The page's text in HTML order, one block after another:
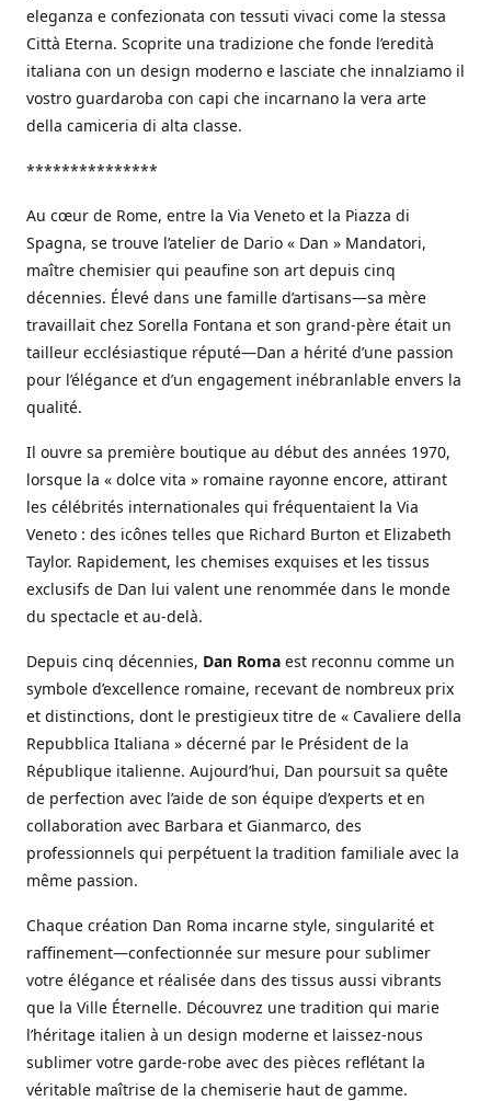
eleganza e confezionata con tessuti vivaci come la stessa
Città Eterna. Scoprite una tradizione che fonde l’eredità
italiana con un design moderno e lasciate che innalziamo il
vostro guardaroba con capi che incarnano la vera arte
della camiceria di alta classe.
***************
Au cœur de Rome, entre la Via Veneto et la Piazza di
Spagna, se trouve l’atelier de Dario « Dan » Mandatori,
maître chemisier qui peaufine son art depuis cinq
décennies. Élevé dans une famille d’artisans—sa mère
travaillait chez Sorella Fontana et son grand-père était un
tailleur ecclésiastique réputé—Dan a hérité d’une passion
pour l’élégance et d’un engagement inébranlable envers la
qualité.
Il ouvre sa première boutique au début des années 1970,
lorsque la « dolce vita » romaine rayonne encore, attirant
les célébrités internationales qui fréquentaient la Via
Veneto : des icônes telles que Richard Burton et Elizabeth
Taylor. Rapidement, les chemises exquises et les tissus
exclusifs de Dan lui valent une renommée dans le monde
du spectacle et au-delà.
Depuis cinq décennies, Dan Roma est reconnu comme un
symbole d’excellence romaine, recevant de nombreux prix
et distinctions, dont le prestigieux titre de « Cavaliere della
Repubblica Italiana » décerné par le Président de la
République italienne. Aujourd’hui, Dan poursuit sa quête
de perfection avec l’aide de son équipe d’experts et en
collaboration avec Barbara et Gianmarco, des
professionnels qui perpétuent la tradition familiale avec la
même passion.
Chaque création Dan Roma incarne style, singularité et
raffinement—confectionnée sur mesure pour sublimer
votre élégance et réalisée dans des tissus aussi vibrants
que la Ville Éternelle. Découvrez une tradition qui marie
l’héritage italien à un design moderne et laissez-nous
sublimer votre garde-robe avec des pièces reflétant la
véritable maîtrise de la chemiserie haut de gamme.